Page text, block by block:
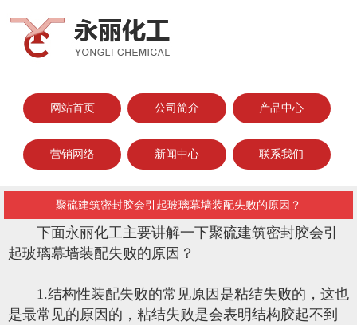
网站首页 公司简介 产品中心
营销网络 新闻中心 联系我们
聚硫建筑密封胶会引起玻璃幕墙装配失败的原因？
下面永丽化工主要讲解一下聚硫建筑密封胶会引
起玻璃幕墙装配失败的原因？
1.结构性装配失败的常见原因是粘结失败的，这也
是最常见的原因的，粘结失败是会表明结构胶起不到